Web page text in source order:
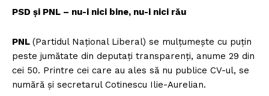
PSD și PNL – nu-i nici bine, nu-i nici rău
PNL (Partidul Național Liberal) se mulțumește cu puțin
peste jumătate din deputați transparenți, anume 29 din
cei 50. Printre cei care au ales să nu publice CV-ul, se
numără și secretarul Cotinescu Ilie-Aurelian.